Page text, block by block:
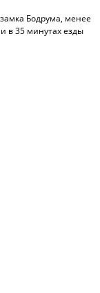
Бодрума, менее
в 35 минутах езды